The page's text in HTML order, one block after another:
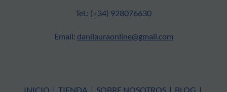
Tel.: (+34) 928076630
Email: danilauraonline@gmail.com
INICIO | TIENDA | SOBRE NOSOTROS | BLOG |